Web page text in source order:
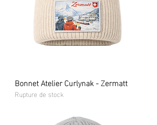
Bonnet Atelier Curlynak - Zermatt
Rupture de stock